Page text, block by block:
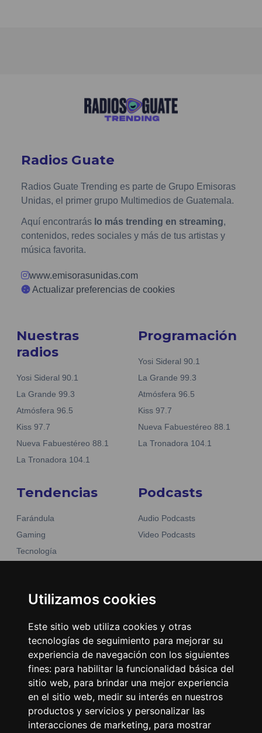
Utilizamos cookies
Este sitio web utiliza cookies y otras
tecnologías de seguimiento para mejorar su
experiencia de navegación con los siguientes
fines: para habilitar la funcionalidad básica del
sitio web, para brindar una mejor experiencia
en el sitio web, medir su interés en nuestros
productos y servicios y personalizar las
interacciones de marketing, para mostrar
Radios Guate
Radios Guate Trending es parte de Grupo Emisoras
Unidas, el primer grupo Multimedios de Guatemala.
Aquí encontrarás lo más trending en streaming,
contenidos, redes sociales y más de tus artistas y
música favorita.
www.emisorasunidas.com
Actualizar preferencias de cookies
Nuestras
radios
Yosi Sideral 90.1
La Grande 99.3
Atmósfera 96.5
Kiss 97.7
Nueva Fabuestéreo 88.1
La Tronadora 104.1
Programación
Yosi Sideral 90.1
La Grande 99.3
Atmósfera 96.5
Kiss 97.7
Nueva Fabuestéreo 88.1
La Tronadora 104.1
Tendencias
Farándula
Gaming
Tecnología
Noticias
Podcasts
Audio Podcasts
Video Podcasts
Emisoras Unidas
Encuéntranos
Contacto
Términos y condiciones
Directorio